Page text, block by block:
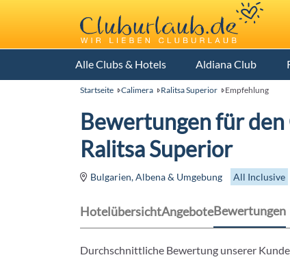
Alle Clubs & Hotels Aldiana Club
Startseite Calimera Ralitsa Superior Empfehlung
Bewertungen für den
Ralitsa Superior
Bulgarien, Albena & Umgebung All Inclusive
HotelübersichtAngeboteBewertungen
Durchschnittliche Bewertung unserer